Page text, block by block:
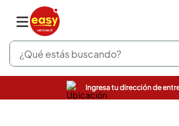
¿Qué estás buscando?
Ingresa tu dirección de
pinturas